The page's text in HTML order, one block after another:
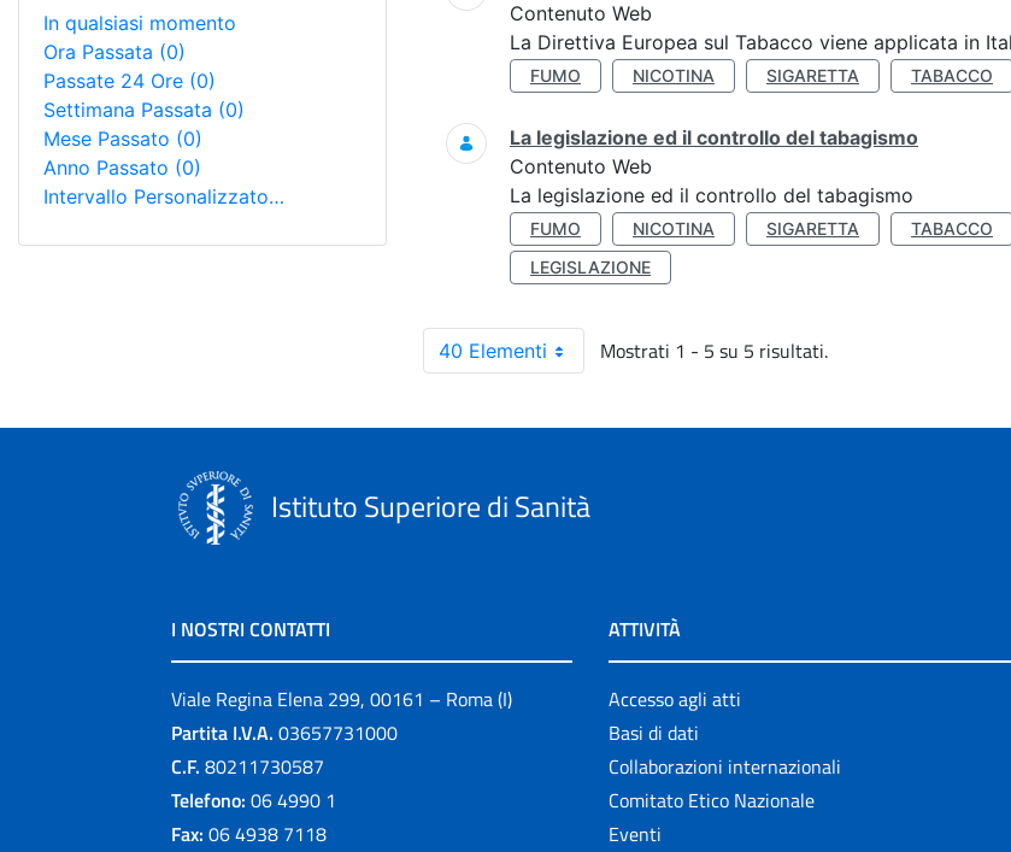
In qualsiasi momento
Ora Passata (0)
Passate 24 Ore (0)
Settimana Passata (0)
Mese Passato (0)
Anno Passato (0)
Intervallo Personalizzato…
Contenuto Web
La Direttiva Europea sul Tabacco viene applicata in
FUMO NICOTINA SIGARETTA TABACCO
La legislazione ed il controllo del tabagismo
Contenuto Web
La legislazione ed il controllo del tabagismo
FUMO NICOTINA SIGARETTA TABACCO
LEGISLAZIONE
40 Elementi Mostrati 1 - 5 su 5 risultati.
Istituto Superiore di Sanità
I NOSTRI CONTATTI
Viale Regina Elena 299, 00161 – Roma (I)
Partita I.V.A. 03657731000
C.F. 80211730587
Telefono: 06 4990 1
Fax: 06 4938 7118
ATTIVITÀ
Accesso agli atti
Basi di dati
Collaborazioni internazionali
Comitato Etico Nazionale
Eventi